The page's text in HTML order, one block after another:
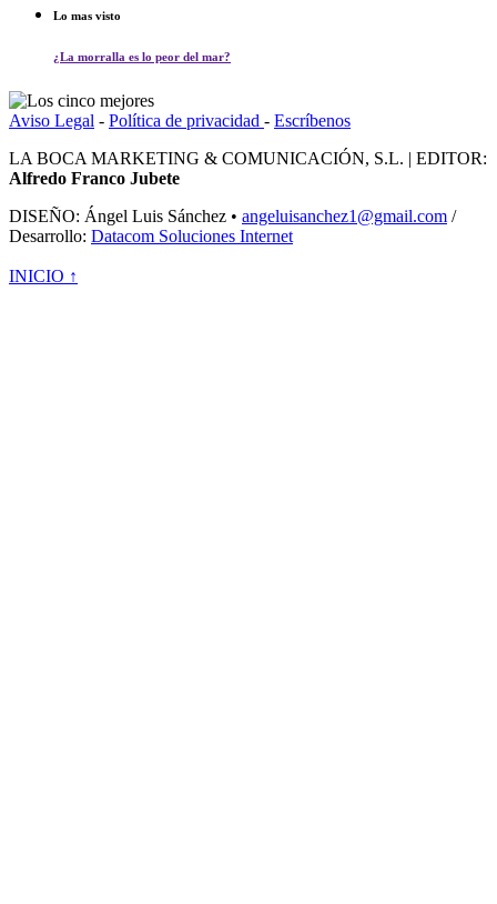
Lo mas visto
¿La morralla es lo peor del mar?
Aviso Legal - Política de privacidad - Escríbenos
LA BOCA MARKETING & COMUNICACIÓN, S.L. | EDITOR:
Alfredo Franco Jubete
DISEÑO: Ángel Luis Sánchez • angeluisanchez1@gmail.com /
Desarrollo: Datacom Soluciones Internet
INICIO ↑